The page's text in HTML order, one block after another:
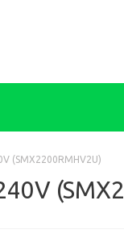
(SMX2200RMHV2U)